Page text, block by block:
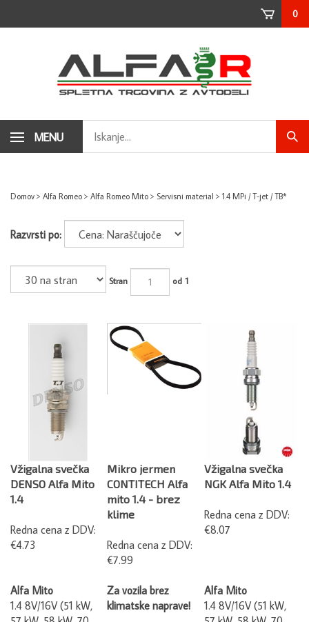
0
MENU
store
Domov > Alfa Romeo > Alfa Romeo Mito > Servisni material >1.4 MPi / T-jet / TB*
Razvrsti po:
Stran od 1
Vžigalna svečka
DENSO Alfa Mito
1.4
Redna cena z DDV:
€4.73
Mikro jermen
CONTITECH Alfa
mito 1.4 - brez
klime
Redna cena z DDV:
€7.99
Vžigalna svečka
NGK Alfa Mito 1.4
Redna cena z DDV:
€8.07
Alfa Mito
1.4 8V/16V (51 kW,
57 kW, 58 kW, 70
Za vozila brez
klimatske naprave!
Alfa Mito
1.4 8V/16V (51 kW,
57 kW, 58 kW, 70